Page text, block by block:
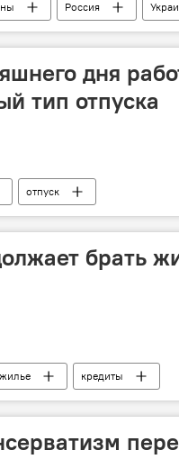
Россия
РФ
дня
тип отпуска
отпуск
брать
жилье кредиты